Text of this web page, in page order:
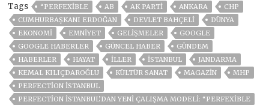
Tags “PERFEXIBLE AB AK PARTİ ANKARA
CHP
CUMHURBAŞKANI ERDOĞAN
DEVLET BAHÇELİ
DÜNYA
EKONOMİ
EMNİYET GELIŞMELER
GOOGLE
GOOGLE HABERLER
GÜNCEL HABER
GÜNDEM
HABERLER
HAYAT İLLER ISTANBUL
JANDARMA
KEMAL KILIÇDAROĞLU
KÜLTÜR SANAT MAGAZİN
MHP
PERFECTION İSTANBUL
PERFECTION İSTANBUL’DAN YENI ÇALIŞMA MODELI: “PERFEXIBLE